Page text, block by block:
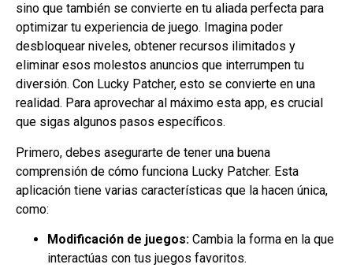
sino que también se convierte en tu aliada perfecta para
optimizar tu experiencia de juego. Imagina poder
desbloquear niveles, obtener recursos ilimitados y
eliminar esos molestos anuncios que interrumpen tu
diversión. Con Lucky Patcher, esto se convierte en una
realidad. Para aprovechar al máximo esta app, es crucial
que sigas algunos pasos específicos.
Primero, debes asegurarte de tener una buena
comprensión de cómo funciona Lucky Patcher. Esta
aplicación tiene varias características que la hacen única,
como:
Modificación de juegos: Cambia la forma en la que
interactúas con tus juegos favoritos.